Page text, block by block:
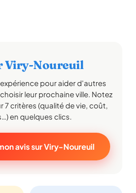
Viry-Noureuil
pour aider d'autres
leur prochaine ville. Notez
7 critères (qualité de vie, coût,
en quelques clics.
avis sur Viry-Noureuil